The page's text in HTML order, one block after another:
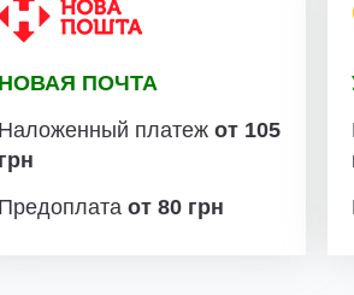
НОВАЯ ПОЧТА
Наложенный платеж от 105
грн
Предоплата от 80 грн